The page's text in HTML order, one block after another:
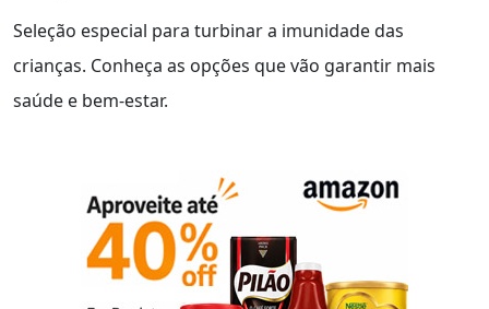
Seleção especial para turbinar a imunidade das
crianças. Conheça as opções que vão garantir mais
saúde e bem-estar.